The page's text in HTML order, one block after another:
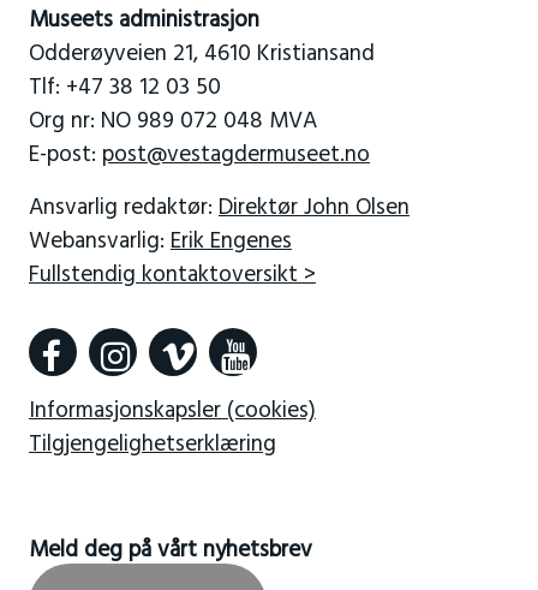
Museets administrasjon
Odderøyveien 21, 4610 Kristiansand
Tlf: +47 38 12 03 50
Org nr: NO 989 072 048 MVA
E-post: post@vestagdermuseet.no
Ansvarlig redaktør: Direktør John Olsen
Webansvarlig: Erik Engenes
Fullstendig kontaktoversikt >
Informasjonskapsler (cookies)
Tilgjengelighetserklæring
Meld deg på vårt nyhetsbrev